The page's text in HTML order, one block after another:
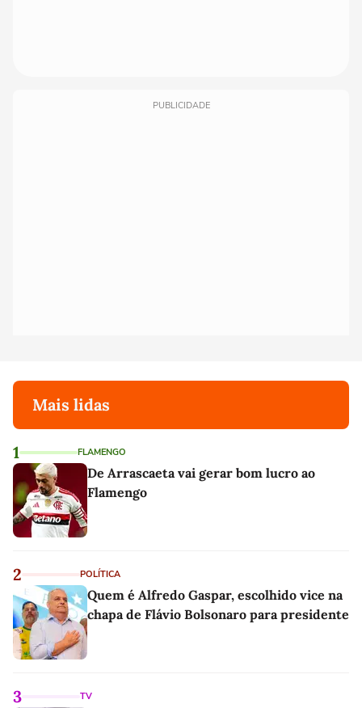
PUBLICIDADE
Mais lidas
1 FLAMENGO
De Arrascaeta vai gerar bom lucro ao
Flamengo
2 POLÍTICA
Quem é Alfredo Gaspar, escolhido vice na
chapa de Flávio Bolsonaro para presidente
3 TV